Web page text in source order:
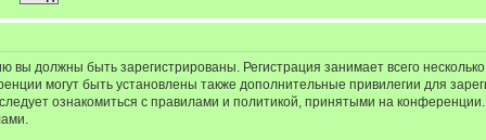
вы должны быть зарегистрированы. Регистрация занимает всего
могут быть установлены также дополнительные привилегии для
ознакомиться с правилами и политикой, принятыми на